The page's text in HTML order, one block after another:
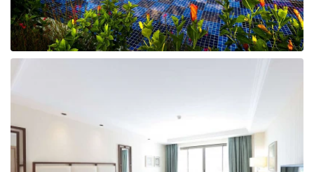
Kipra
Dominikānas Republika
Melnkalne